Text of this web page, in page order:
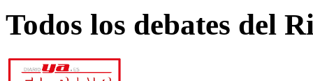
Todos los debates del